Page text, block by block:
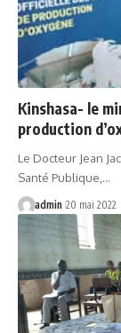
Kinshasa- le
production
Le Docteur Jean
Santé Publique,…
admin 20 mai 2022